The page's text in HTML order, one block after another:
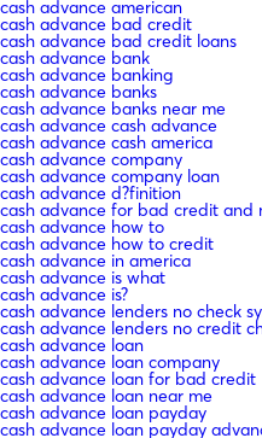
cash advance american
cash advance bad credit
cash advance bad credit loans
cash advance bank
cash advance banking
cash advance banks
cash advance banks near me
cash advance cash advance
cash advance cash america
cash advance company
cash advance company loan
cash advance d?finition
cash advance for bad credit and
cash advance how to
cash advance how to credit
cash advance in america
cash advance is what
cash advance is?
cash advance lenders no check
cash advance lenders no credit
cash advance loan
cash advance loan company
cash advance loan for bad credit
cash advance loan near me
cash advance loan payday
cash advance loan payday